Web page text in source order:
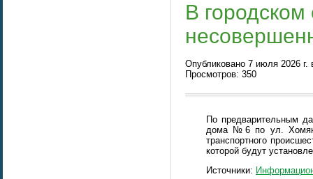
В
Опубликовано 7 июля 2026 г.
Просмотров: 350
По предварительным
дома №6 по ул.
транспортного
которой будут
Источники: